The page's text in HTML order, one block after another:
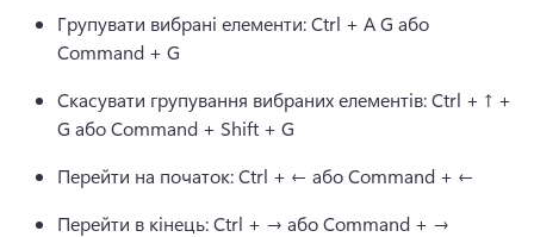
Групувати вибрані елементи: Ctrl + A G або
Command + G
Скасувати групування вибраних елементів: Ctrl + ↑ +
G або Command + Shift + G
Перейти на початок: Ctrl + ← або Command + ←
Перейти в кінець: Ctrl + → або Command + →